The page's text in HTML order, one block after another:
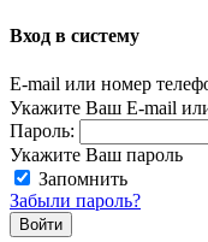
Вход в систему
E-mail или номер
Укажите Ваш E-mail
Пароль:
Укажите Ваш пароль
Запомнить
Забыли пароль?